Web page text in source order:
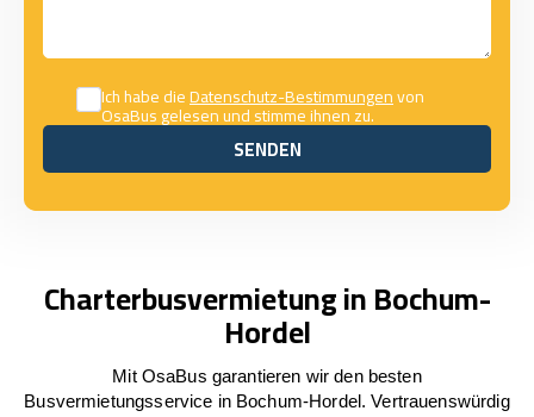
Ich habe dieDatenschutz-Bestimmungenvon
OsaBus gelesen und stimme ihnen zu.
SENDEN
SENDEN
Charterbusvermietung in Bochum-
Hordel
Mit OsaBus garantieren wir den besten
Busvermietungsservice in Bochum-Hordel. Vertrauenswürdig